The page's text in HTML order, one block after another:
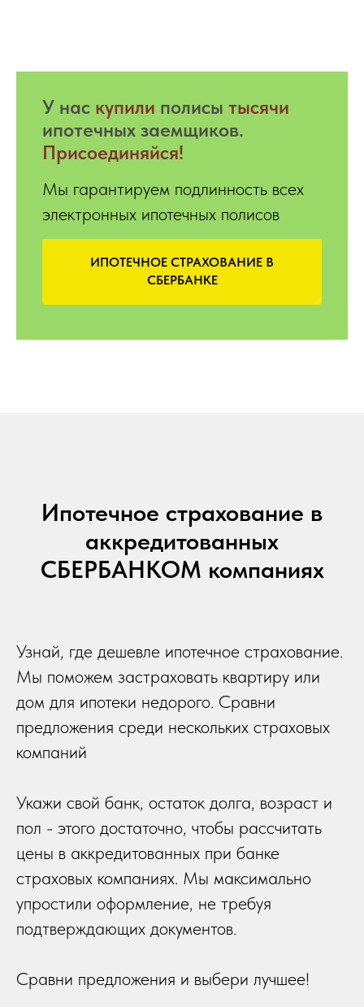
У нас купили полисы тысячи
ипотечных заемщиков.
Присоединяйся!
Мы гарантируем подлинность всех
электронных ипотечных полисов
ИПОТЕЧНОЕ СТРАХОВАНИЕ В
СБЕРБАНКЕ
Ипотечное страхование в
аккредитованных
СБЕРБАНКОМ компаниях
Узнай, где дешевле ипотечное страхование.
Мы поможем застраховать квартиру или
дом для ипотеки недорого. Сравни
предложения среди нескольких страховых
компаний
Укажи свой банк, остаток долга, возраст и
пол - этого достаточно, чтобы рассчитать
цены в аккредитованных при банке
страховых компаниях. Мы максимально
упростили оформление, не требуя
подтверждающих документов.
Сравни предложения и выбери лучшее!